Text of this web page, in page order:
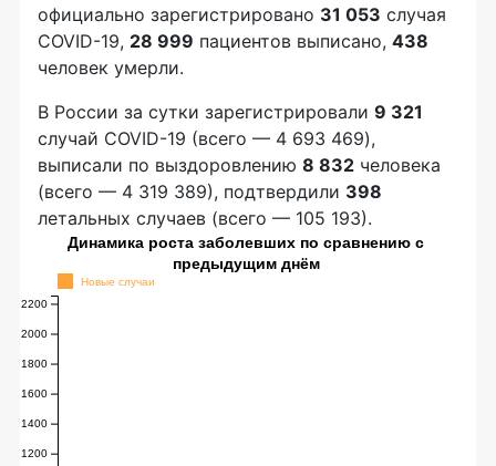
официально зарегистрировано 31 053 случая
COVID-19, 28 999 пациентов выписано, 438
человек умерли.
В России за сутки зарегистрировали 9 321
случай COVID-19 (всего — 4 693 469),
выписали по выздоровлению 8 832 человека
(всего — 4 319 389), подтвердили 398
летальных случаев (всего — 105 193).